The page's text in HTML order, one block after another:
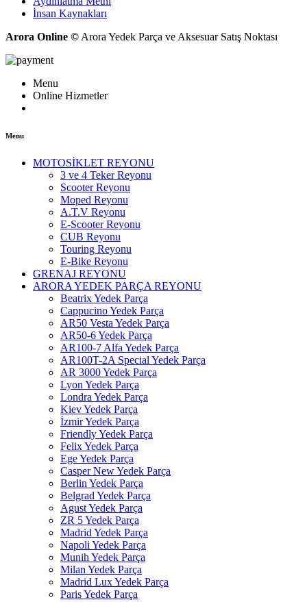
İnsan Kaynakları
Arora Online © Arora Yedek Parça ve Aksesuar Satış Noktası
Menu
Online Hizmetler
Menu
MOTOSİKLET REYONU
3 ve 4 Teker Reyonu
Scooter Reyonu
Moped Reyonu
A.T.V Reyonu
E-Scooter Reyonu
CUB Reyonu
Touring Reyonu
E-Bike Reyonu
GRENAJ REYONU
ARORA YEDEK PARÇA REYONU
Beatrix Yedek Parça
Cappucino Yedek Parça
AR50 Vesta Yedek Parça
AR50-6 Yedek Parça
AR100-7 Alfa Yedek Parça
AR100T-2A Special Yedek Parça
AR 3000 Yedek Parça
Lyon Yedek Parça
Londra Yedek Parça
Kiev Yedek Parça
İzmir Yedek Parça
Friendly Yedek Parça
Felix Yedek Parça
Ege Yedek Parça
Casper New Yedek Parça
Berlin Yedek Parça
Belgrad Yedek Parça
Agust Yedek Parça
ZR 5 Yedek Parça
Madrid Yedek Parça
Napoli Yedek Parça
Munih Yedek Parça
Milan Yedek Parça
Madrid Lux Yedek Parça
Paris Yedek Parça